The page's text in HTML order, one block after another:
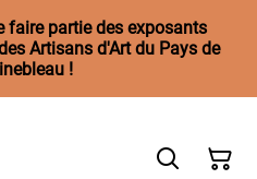
faire partie des exposants
Artisans d'Art du Pays de
!